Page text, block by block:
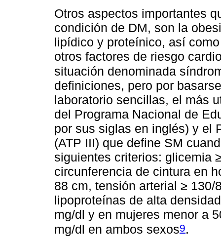
Otros aspectos importantes
condición de DM, son la
lipídico y proteínico, así
otros factores de riesgo
situación denominada
definiciones, pero por
laboratorio sencillas, el más
del Programa Nacional de
por sus siglas en inglés) y el
(ATP III) que define SM
siguientes criterios: glicemia
circunferencia de cintura en
88 cm, tensión arterial ≥
lipoproteínas de alta
mg/dl y en mujeres menor a
mg/dl en ambos sexos9.